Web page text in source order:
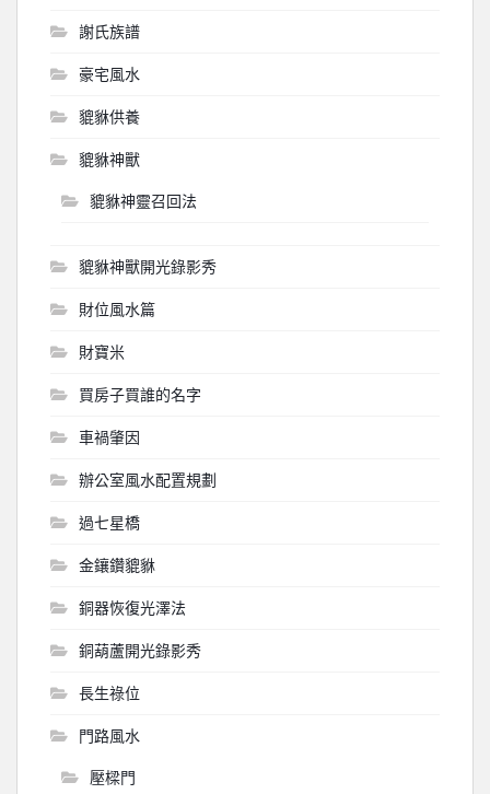
謝氏族譜
豪宅風水
貔貅供養
貔貅神獸
貔貅神靈召回法
貔貅神獸開光錄影秀
財位風水篇
財寶米
買房子買誰的名字
車禍肇因
辦公室風水配置規劃
過七星橋
金鑲鑽貔貅
銅器恢復光澤法
銅葫蘆開光錄影秀
長生祿位
門路風水
壓樑門